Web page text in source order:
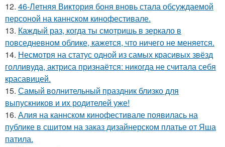
12. 46-Летняя Виктория боня вновь стала обсуждаемой
персоной на каннском кинофестивале.
13. Каждый раз, когда ты смотришь в зеркало в
повседневном облике, кажется, что ничего не меняется.
14. Несмотря на статус одной из самых красивых звёзд
голливуда, актриса признаётся: никогда не считала себя
красавицей.
15. Самый волнительный праздник близко для
выпускников и их родителей уже!
16. Алия на каннском кинофестивале появилась на
публике в сшитом на заказ дизайнерском платье от Яша
патила.